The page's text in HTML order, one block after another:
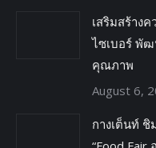
เสริมสร้าง
ไซเบอร์ พั
คุณภาพ
August 6,
กางเต็นท์